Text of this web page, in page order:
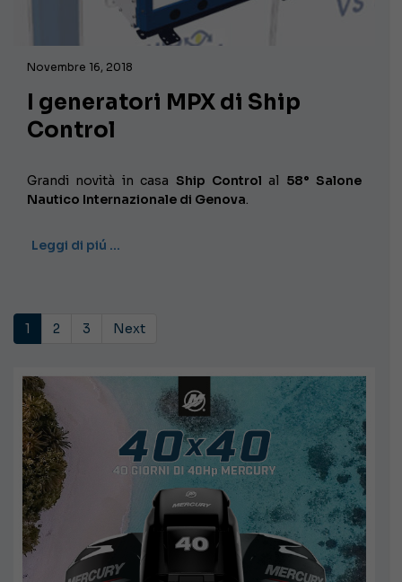
Novembre 16, 2018
I generatori MPX di Ship
Control
Grandi novità in casa Ship Control al 58° Salone
Nautico Internazionale di Genova.
Leggi di piú …
1 2 3 Next